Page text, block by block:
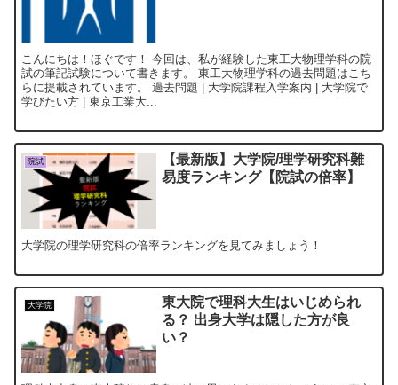
こんにちは！ほぐです！ 今回は、私が経験した東工大物理学科の院
試の筆記試験について書きます。 東工大物理学科の過去問題はこち
らに提載されています。 過去問題 | 大学院課程入学案内 | 大学院で
学びたい方 | 東京工業大...
院試
【最新版】大学院/理学研究科難
易度ランキング【院試の倍率】
大学院の理学研究科の倍率ランキングを見てみましょう！
大学院
東大院で理科大生はいじめられ
る？ 出身大学は隠した方が良
い？